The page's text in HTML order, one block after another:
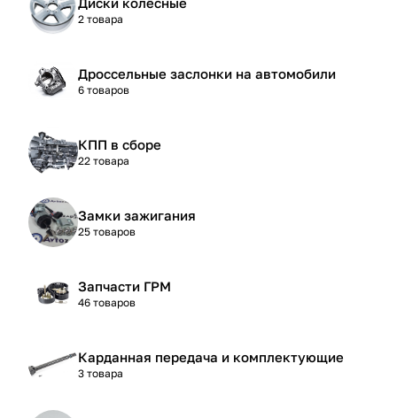
2 товара
Дроссельные заслонки на автомобили
6 товаров
КПП в сборе
22 товара
Замки зажигания
25 товаров
Запчасти ГРМ
46 товаров
Карданная передача и комплектующие
3 товара